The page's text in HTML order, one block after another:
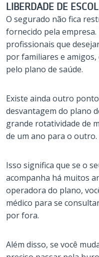
LIBERDADE DE
O segurado não fica
fornecido pela empresa.
profissionais que
por familiares e
pelo plano de saúde.
Existe ainda outro
desvantagem do plano
grande rotatividade de
de um ano para o outro.
Isso significa que se o
acompanha há muitos
operadora do plano,
médico para se
por fora.
Além disso, se você